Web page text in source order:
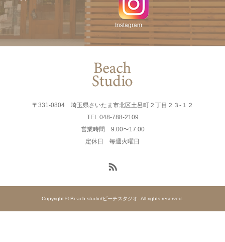
Instagram
〒331-0804 埼玉県さいたま市北区土呂町２丁目２３-１２
TEL:048-788-2109
営業時間 9:00〜17:00
定休日 毎週火曜日
Copyright © Beach-studio/ビーチスタジオ. All rights reserved.